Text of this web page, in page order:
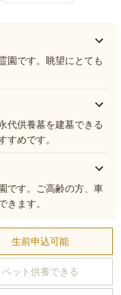
園です。眺望にとても
代供養墓を建墓できる
すめです。
です。ご高齢の方、車
きます。
生前申込可能
ペット供養できる